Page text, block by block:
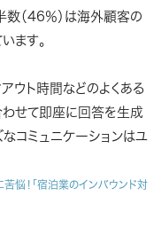
数（46％）は海外顧客の
ます。
ウト時間などのよくある
せて即座に回答を生成
コミュニケーションはユ
悩！「宿泊業のインバウンド対